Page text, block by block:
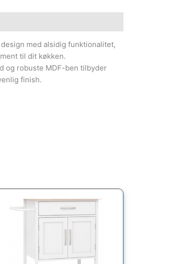
med alsidig funktionalitet,
til dit køkken.
og robuste MDF-ben tilbyder
finish.